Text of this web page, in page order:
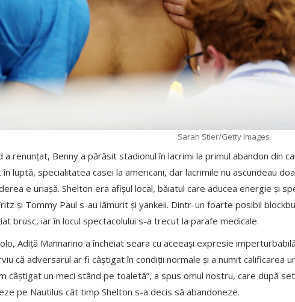
Sarah Stier/Getty Images
a renunțat, Benny a părăsit stadionul în lacrimi la primul abandon din
în luptă, specialitatea casei la americani, dar lacrimile nu ascundeau
e uriașă. Shelton era afișul local, băiatul care aducea energie și
și Tommy Paul s-au lămurit și yankeii. Dintr-un foarte posibil
brusc, iar în locul spectacolului s-a trecut la parafe medicale.
Adiță Mannarino a încheiat seara cu aceeași expresie
că adversarul ar fi câștigat în condiții normale și a numit calificarea
câștigat un meci stând pe toaletă”, a spus omul nostru, care după
pe Nautilus cât timp Shelton s-a decis să abandoneze.